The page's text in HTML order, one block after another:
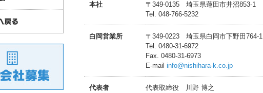
本社
〒349-0135 埼玉県蓮田市井沼853-1
Tel. 048-766-5232
白岡営業所
〒349-0223 埼玉県白岡市下野田764-1
Tel. 0480-31-6972
Fax. 0480-31-6973
E-mail info@nishihara-k.co.jp
代表者 代表取締役 川野 博之